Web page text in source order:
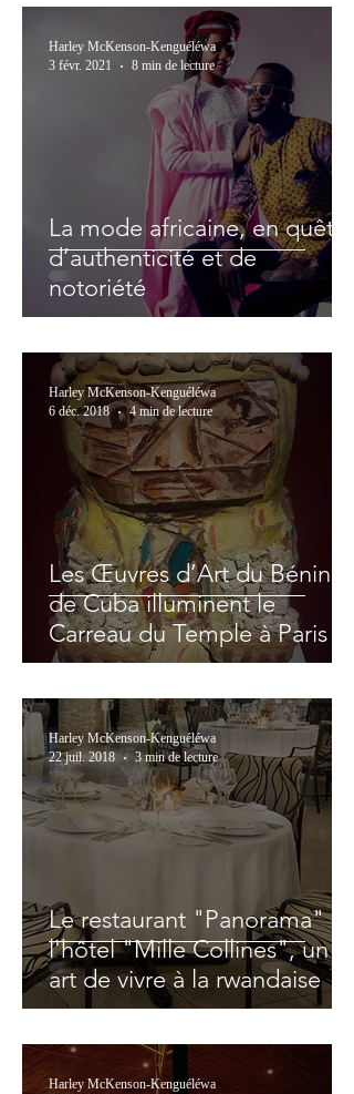
La mode africaine, en quête
d’authenticité et de
notoriété
Harley McKenson-Kenguéléwa
3 févr. 2021
8 min de lecture
Les Œuvres d’Art du Bénin et
de Cuba illuminent le
Carreau du Temple à Paris
Harley McKenson-Kenguéléwa
6 déc. 2018
4 min de lecture
Le restaurant "Panorama" de
l'hôtel "Mille Collines", un
art de vivre à la rwandaise
Harley McKenson-Kenguéléwa
22 juil. 2018
3 min de lecture
Harley McKenson-Kenguéléwa